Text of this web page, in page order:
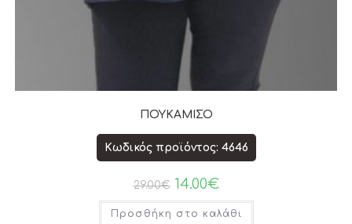
ΠΟΥΚΑΜΙΣΟ
Κωδικός προϊόντος: 4646
29.00€ 14.00€
Προσθήκη στο καλάθι